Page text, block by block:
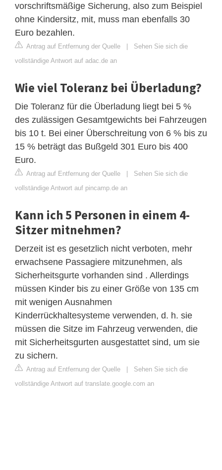
vorschriftsmäßige Sicherung, also zum Beispiel
ohne Kindersitz, mit, muss man ebenfalls 30
Euro bezahlen.
Antrag auf Entfernung der Quelle | Sehen Sie sich die
vollständige Antwort auf adac.de an
Wie viel Toleranz bei Überladung?
Die Toleranz für die Überladung liegt bei 5 %
des zulässigen Gesamtgewichts bei Fahrzeugen
bis 10 t. Bei einer Überschreitung von 6 % bis zu
15 % beträgt das Bußgeld 301 Euro bis 400
Euro.
Antrag auf Entfernung der Quelle | Sehen Sie sich die
vollständige Antwort auf pincamp.de an
Kann ich 5 Personen in einem 4-
Sitzer mitnehmen?
Derzeit ist es gesetzlich nicht verboten, mehr
erwachsene Passagiere mitzunehmen, als
Sicherheitsgurte vorhanden sind . Allerdings
müssen Kinder bis zu einer Größe von 135 cm
mit wenigen Ausnahmen
Kinderrückhaltesysteme verwenden, d. h. sie
müssen die Sitze im Fahrzeug verwenden, die
mit Sicherheitsgurten ausgestattet sind, um sie
zu sichern.
Antrag auf Entfernung der Quelle | Sehen Sie sich die
vollständige Antwort auf translate.google.com an